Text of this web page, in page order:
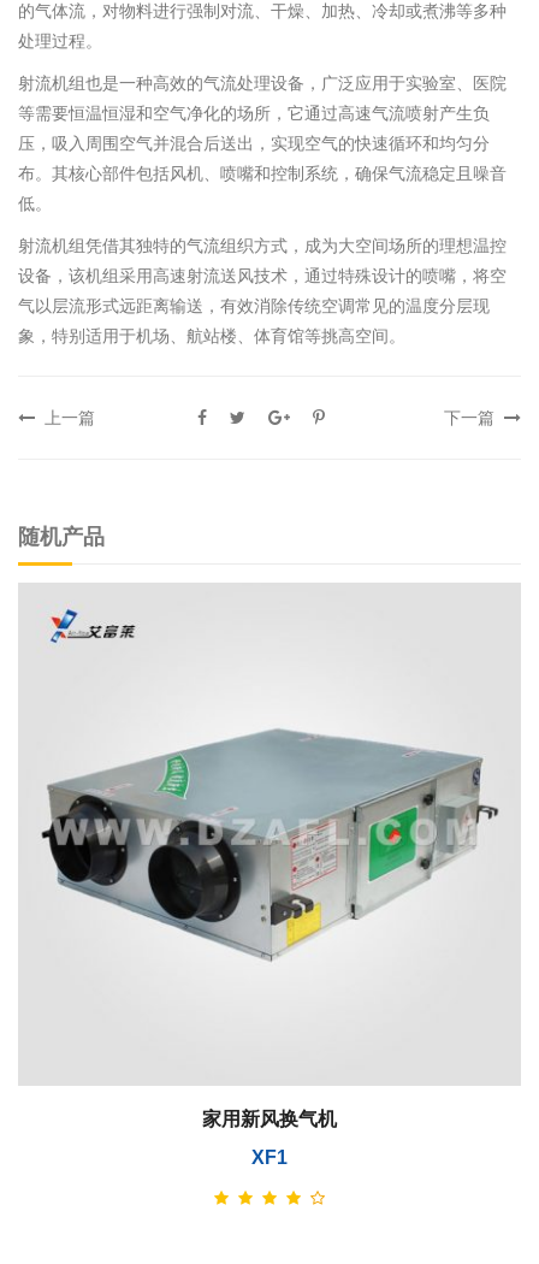
的气体流，对物料进行强制对流、干燥、加热、冷却或煮沸等多种
处理过程‌。
射流机组也是一种高效的气流处理设备，广泛应用于实验室、医院
等需要恒温恒湿和空气净化的场所‌，它通过高速气流喷射产生负
压，吸入周围空气并混合后送出，实现空气的快速循环和均匀分
布‌。其核心部件包括风机、喷嘴和控制系统，确保气流稳定且噪音
低‌。
射流机组凭借其独特的气流组织方式，成为大空间场所的理想温控
设备‌，该机组采用高速射流送风技术，通过特殊设计的喷嘴，将空
气以层流形式远距离输送，有效消除传统空调常见的温度分层现
象‌，特别适用于机场、航站楼、体育馆等挑高空间‌。
上一篇 下一篇
随机产品
家用新风换气机
XF1